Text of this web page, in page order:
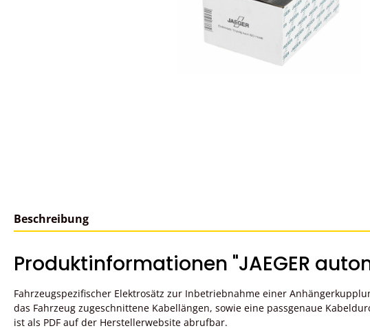
Beschreibung
Produktinformationen "JAEGER
Fahrzeugspezifischer Elektrosätz zur Inbetriebnahme einer
das Fahrzeug zugeschnittene Kabellängen, sowie eine passgenaue
ist als PDF auf der Herstellerwebsite abrufbar.